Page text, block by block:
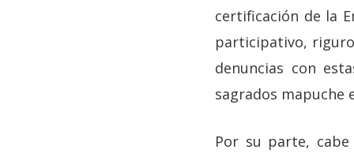
certificación de la
participativo,
denuncias con
sagrados mapuche
Por su parte,